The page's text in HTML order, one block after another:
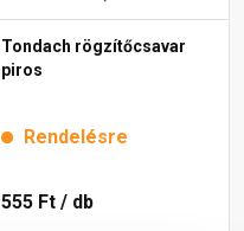
Tondach rögzítőcsavar
piros
Rendelésre
555 Ft / db